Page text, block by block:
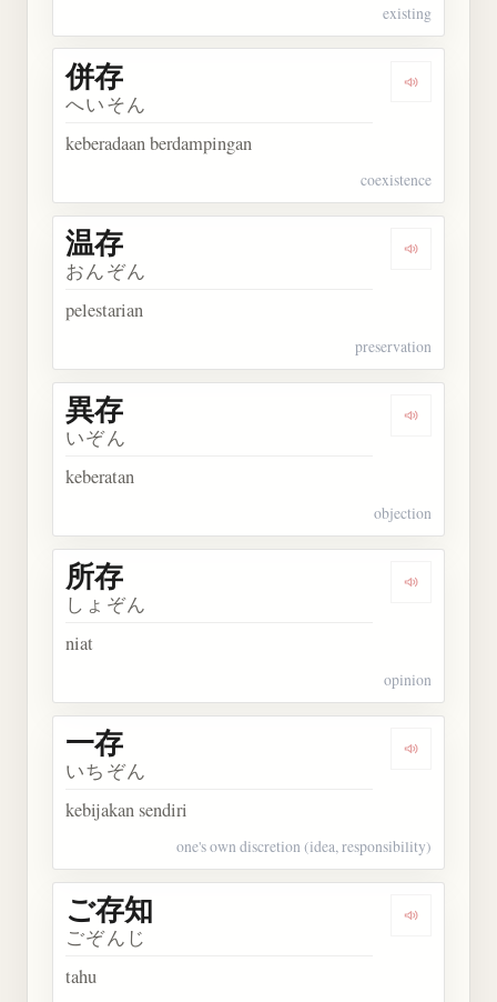
existing
Dengarkan
併存
へいそん
keberadaan berdampingan
coexistence
Dengarkan
温存
おんぞん
pelestarian
preservation
Dengarkan
異存
いぞん
keberatan
objection
Dengarkan
所存
しょぞん
niat
opinion
Dengarkan
一存
いちぞん
kebijakan sendiri
one's own discretion (idea, responsibility)
Dengarkan
ご存知
ごぞんじ
tahu